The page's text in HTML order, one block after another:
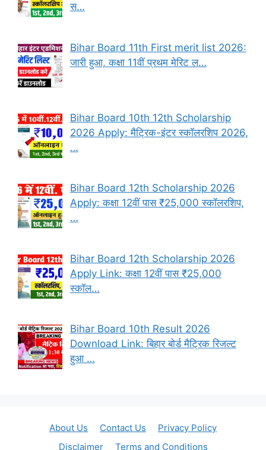
स…
Bihar Board 11th First merit list 2026:
जारी हुआ, कक्षा 11वीं प्रथम मेरिट ल…
Bihar Board 10th 12th Scholarship
2026 Apply: मैट्रिक-इंटर स्कॉलरशिप 2026,
…
Bihar Board 12th Scholarship 2026
Apply: कक्षा 12वीं पास ₹25,000 स्कॉलरशिप,
…
Bihar Board 12th Scholarship 2026
Apply Link: कक्षा 12वीं पास ₹25,000
स्कॉल…
Bihar Board 10th Result 2026
Download Link: बिहार बोर्ड मैट्रिक रिजल्ट
हुआ …
About Us Contact Us
Privacy Policy
Disclaimer
Terms and Conditions